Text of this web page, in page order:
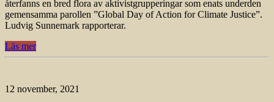
återfanns en bred flora av aktivistgrupperingar som enats underden
gemensamma parollen ”Global Day of Action for Climate Justice”.
Ludvig Sunnemark rapporterar.
Läs mer
12 november, 2021